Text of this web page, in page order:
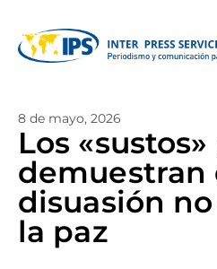
8 de mayo, 2026
Los
demuestran
disuasión
la paz